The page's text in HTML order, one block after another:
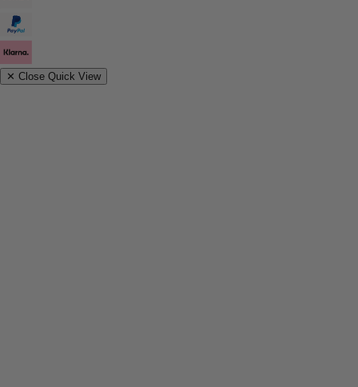
✕ Close Quick View